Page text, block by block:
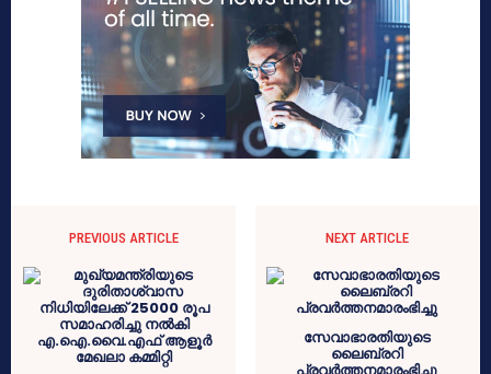
PREVIOUS ARTICLE NEXT ARTICLE
സേവാഭാരതിയുടെ
ലൈബ്രറി
പ്രവർത്തനമാരംഭിച്ചു